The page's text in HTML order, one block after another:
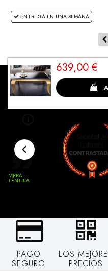
ENTREGA EN UNA SEMANA
639,00 €
Cliente
PAGO
SEGURO
LOS
PRECIOS